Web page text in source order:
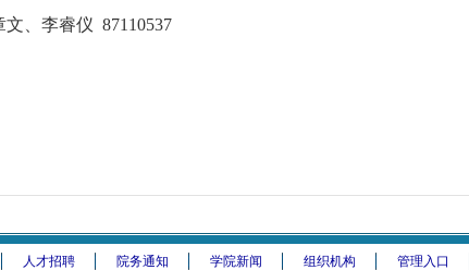
文、李睿仪 87110537
人才招聘 院务通知 学院新闻 组织机构 管理入口